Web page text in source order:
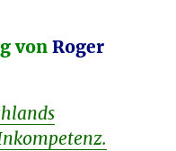
von Roger